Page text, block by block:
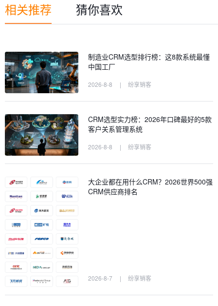
相关推荐 猜你喜欢
制造业CRM选型排行榜：这8款系统最懂
中国工厂
2026-8-8 | 纷享销客
CRM选型实力榜：2026年口碑最好的5款
客户关系管理系统
2026-8-8 | 纷享销客
大企业都在用什么CRM？2026世界500强
CRM供应商排名
2026-8-7 | 纷享销客